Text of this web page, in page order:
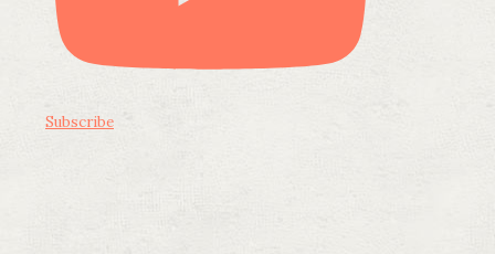
Subscribe